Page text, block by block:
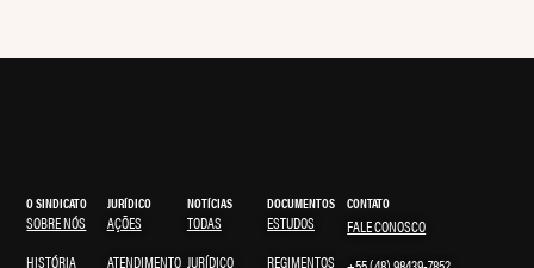
O SINDICATO
SOBRE NÓS
HISTÓRIA
JURÍDICO
AÇÕES
ATENDIMENTO
NOTÍCIAS
TODAS
JURÍDICO
DOCUMENTOS
ESTUDOS
REGIMENTOS
CONTATO
FALE CONOSCO